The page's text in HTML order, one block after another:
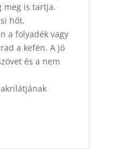
meg is tartja.
hőt.
a folyadék vagy
a kefén. A jó
és a nem